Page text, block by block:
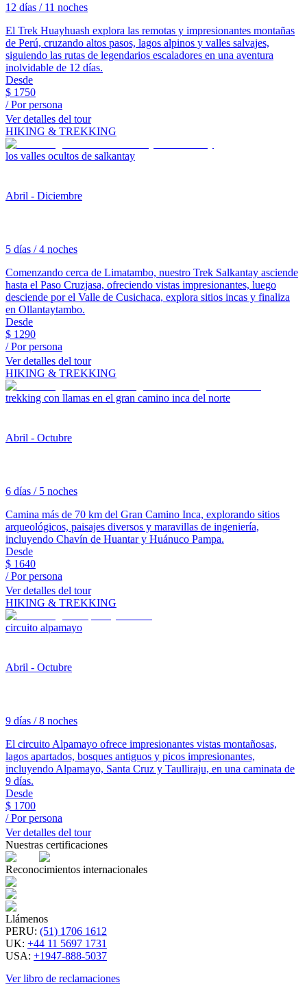
12 días / 11 noches
El Trek Huayhuash explora las remotas y impresionantes montañas
de Perú, cruzando altos pasos, lagos alpinos y valles salvajes,
siguiendo las rutas de legendarios escaladores en una aventura
inolvidable de 12 días.
Desde
$ 1750
/ Por persona
Ver detalles del tour
HIKING & TREKKING
los valles ocultos de salkantay
Abril - Diciembre
5 días / 4 noches
Comenzando cerca de Limatambo, nuestro Trek Salkantay asciende
hasta el Paso Cruzjasa, ofreciendo vistas impresionantes, luego
desciende por el Valle de Cusichaca, explora sitios incas y finaliza
en Ollantaytambo.
Desde
$ 1290
/ Por persona
Ver detalles del tour
HIKING & TREKKING
trekking con llamas en el gran camino inca del norte
Abril - Octubre
6 días / 5 noches
Camina más de 70 km del Gran Camino Inca, explorando sitios
arqueológicos, paisajes diversos y maravillas de ingeniería,
incluyendo Chavín de Huantar y Huánuco Pampa.
Desde
$ 1640
/ Por persona
Ver detalles del tour
HIKING & TREKKING
circuito alpamayo
Abril - Octubre
9 días / 8 noches
El circuito Alpamayo ofrece impresionantes vistas montañosas,
lagos apartados, bosques antiguos y picos impresionantes,
incluyendo Alpamayo, Santa Cruz y Taulliraju, en una caminata de
9 días.
Desde
$ 1700
/ Por persona
Ver detalles del tour
Nuestras certificaciones
Reconocimientos internacionales
Llámenos
PERU: (51) 1706 1612
UK: +44 11 5697 1731
USA: +1947-888-5037
Ver libro de reclamaciones